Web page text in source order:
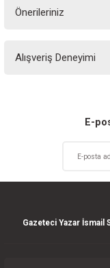
Önerileriniz
yetersiz gördüğünüz
Ürün resmi kalitesiz,
Ürün açıklamasında
Ürün bilgilerinde
Ürün fiyatı diğer
Alışveriş Deneyimi
E-
Gazeteci Yazar İsmail